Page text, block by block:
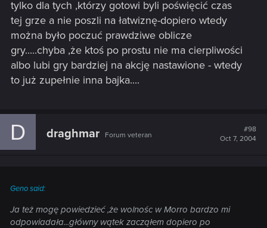
tylko dla tych ,którzy gotowi byli poświęcić czas
tej grze a nie poszli na łatwiznę-dopiero wtedy
można było poczuć prawdziwe oblicze
gry.....chyba ,że ktoś po prostu nie ma cierpliwości
albo lubi gry bardziej na akcję nastawione - wtedy
to już zupełnie inna bajka....
D draghmar Forum veteran
#98
Oct 7, 2004
Geno said:
Ja też mogę powiedzieć ,że wolnośc w Morro bardzo mi
odpowiadała...główny wątek zacząłem dopiero po